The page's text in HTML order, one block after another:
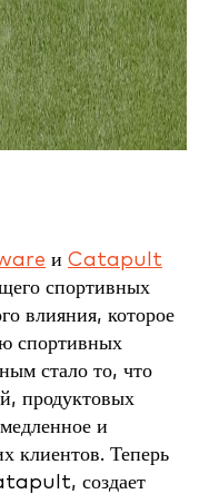
и Catapult
спортивных
влияния, которое
спортивных
стало то, что
продуктовых
и
клиентов. Теперь
создает